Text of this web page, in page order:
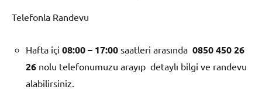
Telefonla Randevu
Hafta içi 08:00– 17:00 saatleri arasında 0850 450 26
26 nolu telefonumuzu arayıp detaylı bilgi ve randevu
alabilirsiniz.